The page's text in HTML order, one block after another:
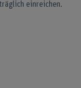
einreichen.